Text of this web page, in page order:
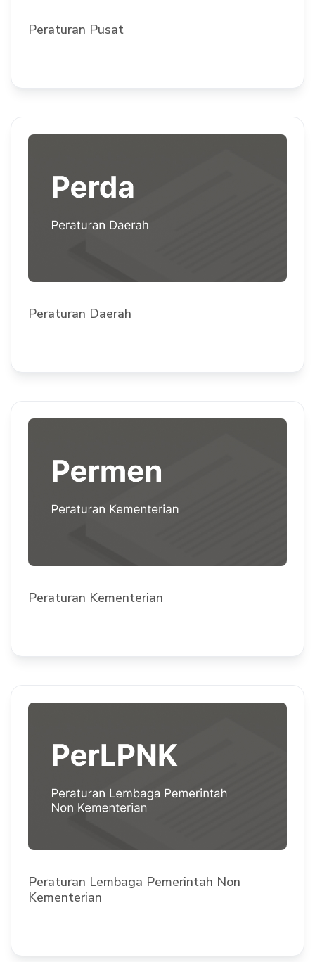
Peraturan Pusat
Peraturan Daerah
Peraturan Kementerian
Peraturan Lembaga Pemerintah Non
Kementerian